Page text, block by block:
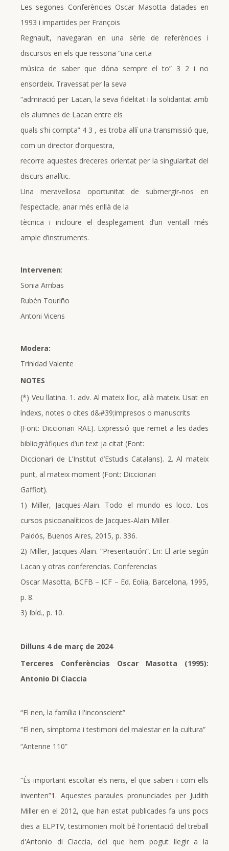
Les segones Conferències Oscar Masotta datades en
1993 i impartides per François
Regnault, navegaran en una sèrie de referències i
discursos en els que ressona “una certa
música de saber que dóna sempre el to” 3 2 i no
ensordeix. Travessat per la seva
“admiració per Lacan, la seva fidelitat i la solidaritat amb
els alumnes de Lacan entre els
quals s’hi compta” 4 3 , es troba allí una transmissió que,
com un director d’orquestra,
recorre aquestes dreceres orientat per la singularitat del
discurs analític.
Una meravellosa oportunitat de submergir-nos en
l’espectacle, anar més enllà de la
tècnica i incloure el desplegament d’un ventall més
ample d’instruments.
Intervenen:
Sonia Arribas
Rubén Touriño
Antoni Vicens
Modera:
Trinidad Valente
NOTES
(*) Veu llatina. 1. adv. Al mateix lloc, allà mateix. Usat en
índexs, notes o cites d&#39;impresos o manuscrits
(Font: Diccionari RAE). Expressió que remet a les dades
bibliogràfiques d’un text ja citat (Font:
Diccionari de L’Institut d’Estudis Catalans). 2. Al mateix
punt, al mateix moment (Font: Diccionari
Gaffiot).
1) Miller, Jacques-Alain. Todo el mundo es loco. Los
cursos psicoanalíticos de Jacques-Alain Miller.
Paidós, Buenos Aires, 2015, p. 336.
2) Miller, Jacques-Alain. “Presentación”. En: El arte según
Lacan y otras conferencias. Conferencias
Oscar Masotta, BCFB – ICF – Ed. Eolia, Barcelona, 1995,
p. 8.
3) Ibíd., p. 10.
Dilluns 4 de març de 2024
Terceres Conferèncias Oscar Masotta (1995):
Antonio Di Ciaccia
“El nen, la família i l'inconscient”
“El nen, símptoma i testimoni del malestar en la cultura”
“Antenne 110”
“És important escoltar els nens, el que saben i com ells
inventen”1 . Aquestes paraules pronunciades per Judith
Miller en el 2012, que han estat publicades fa uns pocs
dies a ELPTV, testimonien molt bé l'orientació del treball
d'Antonio di Ciaccia, del que hem pogut llegir a la